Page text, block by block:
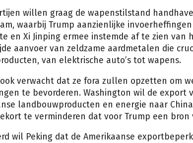
willen graag de wapenstilstand
waarbij Trump aanzienlijke
en Xi Jinping ermee instemde af te zien van
aanvoer van zeldzame aardmetalen die
van elektrische auto’s tot wapens.
verwacht dat ze fora zullen opzetten om
te bevorderen. Washington wil de export
landbouwproducten en energie naar
te verminderen dat voor Trump een
wil Peking dat de Amerikaanse